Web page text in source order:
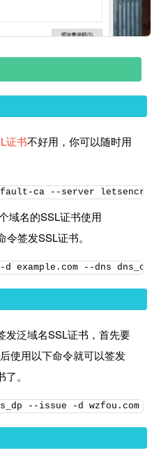
证书不好用，你可以随时用
ca --server
域名的SSL证书使用
签发SSL证书。
example.com --dns dns_cf
发泛域名SSL证书，首先要
使用以下命令就可以签发
。
--issue -d wzfou.com